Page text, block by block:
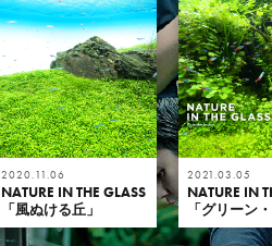
2020.11.06
NATURE IN THE GLASS
「風ぬける丘」
2021.03.05
NATURE IN
「グリーン